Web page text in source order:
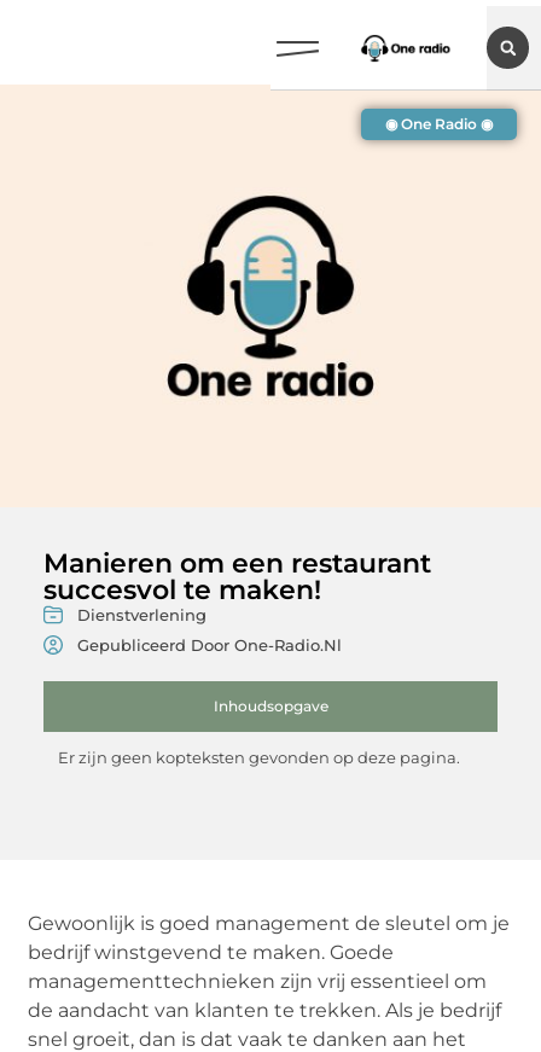
Manieren om een restaurant
succesvol te maken!
Dienstverlening
Gepubliceerd Door One-Radio.nl
Inhoudsopgave
Er zijn geen kopteksten gevonden op deze pagina.
◉ One Radio ◉
Gewoonlijk is goed management de sleutel om je
bedrijf winstgevend te maken. Goede
managementtechnieken zijn vrij essentieel om
de aandacht van klanten te trekken. Als je bedrijf
snel groeit, dan is dat vaak te danken aan het